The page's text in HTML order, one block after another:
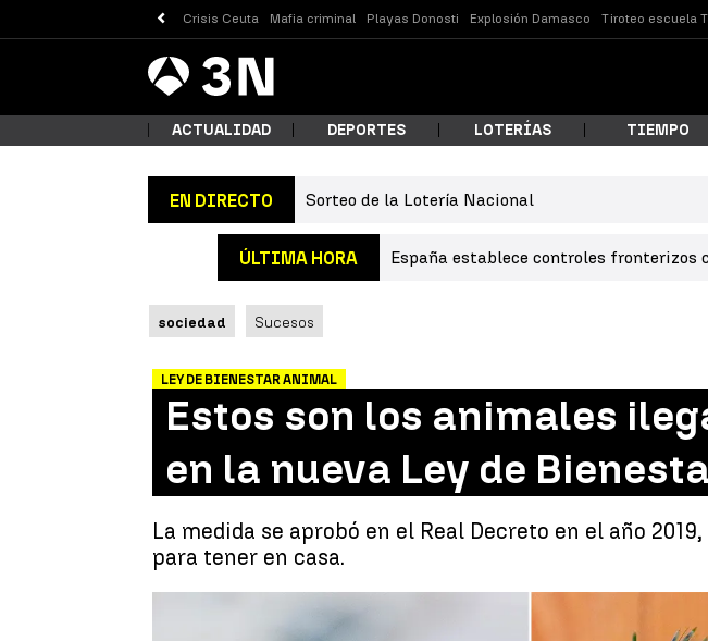
Crisis Ceuta Mafia criminal Playas Donosti Explosión Damasco Tiroteo escuela
Antena
3 Noticias
¿Qué estás
Buscar
ACTUALIDAD DEPORTES LOTERÍAS TIEMPO
EN DIRECTO Sorteo de la Lotería Nacional
ÚLTIMA HORA España establece controles fronterizos
sociedad Sucesos
LEY DE BIENESTAR ANIMAL
Estos son los animales
en la nueva Ley de
La medida se aprobó en el Real Decreto en el año
para tener en casa.